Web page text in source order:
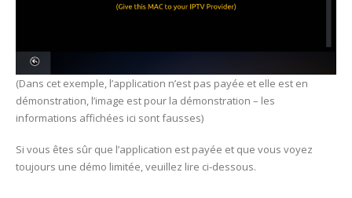
(Dans cet exemple, l’application n’est pas payée et elle est en
démonstration, l’image est pour la démonstration – les
informations affichées ici sont fausses)
Si vous êtes sûr que l’application est payée et que vous voyez
toujours une démo limitée, veuillez lire ci-dessous.